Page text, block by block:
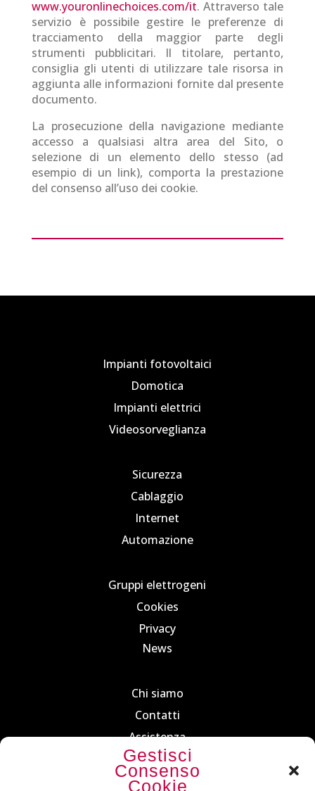
Gestisci
Consenso
Cookie
www.youronlinechoices.com/it. Attraverso tale
servizio è possibile gestire le preferenze di
tracciamento della maggior parte degli
strumenti pubblicitari. Il titolare, pertanto,
consiglia gli utenti di utilizzare tale risorsa in
aggiunta alle informazioni fornite dal presente
documento.
La prosecuzione della navigazione mediante
accesso a qualsiasi altra area del Sito, o
selezione di un elemento dello stesso (ad
esempio di un link), comporta la prestazione
del consenso all’uso dei cookie.
Impianti fotovoltaici
Domotica
Impianti elettrici
Videosorveglianza
Sicurezza
Cablaggio
Internet
Automazione
Gruppi elettrogeni
Cookies
Privacy
News
Chi siamo
Contatti
Assistenza
Dove siamo